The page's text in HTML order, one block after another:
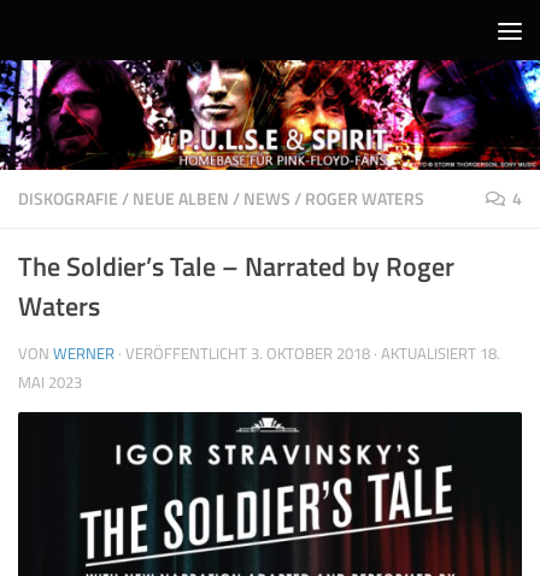
DISKOGRAFIE/NEUE ALBEN/NEWS/ROGER WATERS 4
The Soldier’s Tale – Narrated by Roger
Waters
VON WERNER · VERÖFFENTLICHT 3. OKTOBER 2018 · AKTUALISIERT 18.
MAI 2023